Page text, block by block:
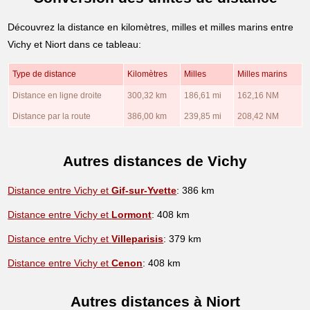
Découvrez la distance en kilomètres, milles et milles marins entre
Vichy et Niort dans ce tableau:
Type de distance Kilomètres Milles Milles marins
Distance en ligne droite 300,32 km 186,61 mi 162,16 NM
Distance par la route 386,00 km 239,85 mi 208,42 NM
Autres distances de Vichy
Distance entre Vichy etGif-sur-Yvette: 386 km
Distance entre Vichy et Lormont: 408 km
Distance entre Vichy etVilleparisis: 379 km
Distance entre Vichy etCenon: 408 km
Autres distances à Niort